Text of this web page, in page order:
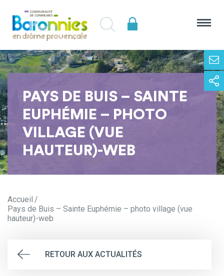
PAYS DE BUIS – SAINTE
EUPHÉMIE – PHOTO
VILLAGE (VUE
HAUTEUR)-WEB
Accueil
Pays de Buis – Sainte Euphémie – photo village (vue
hauteur)-web
RETOUR AUX ACTUALITÉS